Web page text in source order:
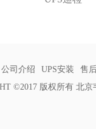
公司介绍 UPS安装 售
©2017 版权所有 北